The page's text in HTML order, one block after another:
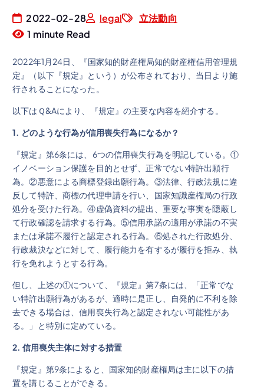
2022-02-28 legal
立法動向
1 minute Read
2022年1月24日、『国家知的財産権局知的財産権信用管理規
定』（以下『規定』という）が公布されており、当日より施
行されることになった。
以下はＱ&Aにより、『規定』の主要な内容を紹介する。
1. どのような行為が信用喪失行為になるか？
『規定』第6条には、6つの信用喪失行為を明記している。①
イノベーション保護を目的とせず、正常でない特許出願行
為。②悪意による商標登録出願行為。③法律、行政法規に違
反して特許、商標の代理申請を行い、国家知識産権局の行政
処分を受けた行為。④虚偽資料の提出、重要な事実を隠蔽し
て行政確認を請求する行為。⑤信用承諾の適用が承諾の不実
または承諾不履行と認定される行為。⑥処された行政処分、
行政裁決などに対して、履行能力を有するが履行を拒み、執
行を免れようとする行為。
但し、上述の①について、『規定』第7条には、「正常でな
い特許出願行為があるが、適時に是正し、自発的に不利を除
去できる場合は、信用喪失行為と認定されない可能性があ
る。」と特別に定めている。
2. 信用喪失主体に対する措置
『規定』第9条によると、国家知的財産権局は主に以下の措
置を講じることができる。